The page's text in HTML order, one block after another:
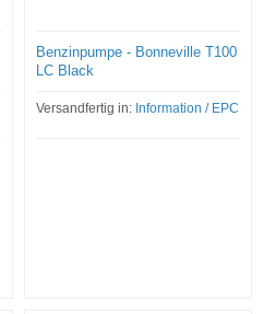
Benzinpumpe - Bonneville T100
LC Black
Versandfertig in: Information / EPC